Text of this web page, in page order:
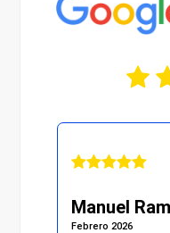
Manuel Ramos
Febrero 2026